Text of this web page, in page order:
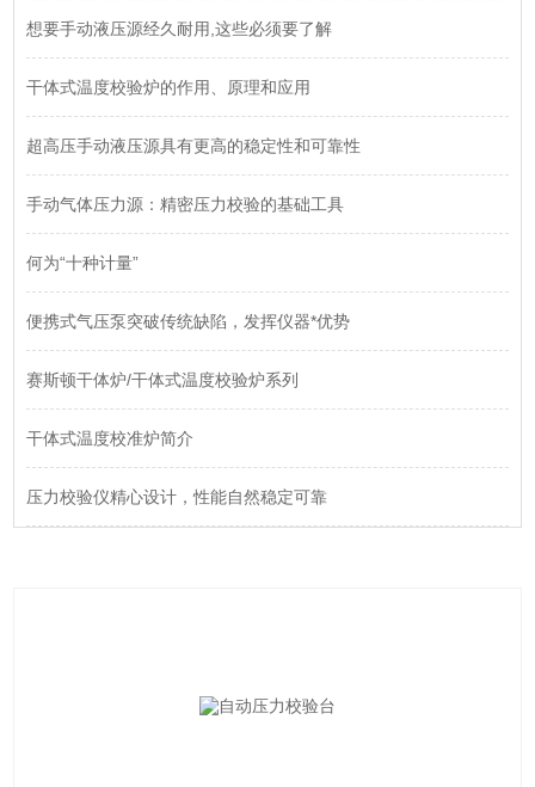
想要手动液压源经久耐用,这些必须要了解
干体式温度校验炉的作用、原理和应用
超高压手动液压源具有更高的稳定性和可靠性
手动气体压力源：精密压力校验的基础工具
何为“十种计量”
便携式气压泵突破传统缺陷，发挥仪器*优势
赛斯顿干体炉/干体式温度校验炉系列
干体式温度校准炉简介
压力校验仪精心设计，性能自然稳定可靠